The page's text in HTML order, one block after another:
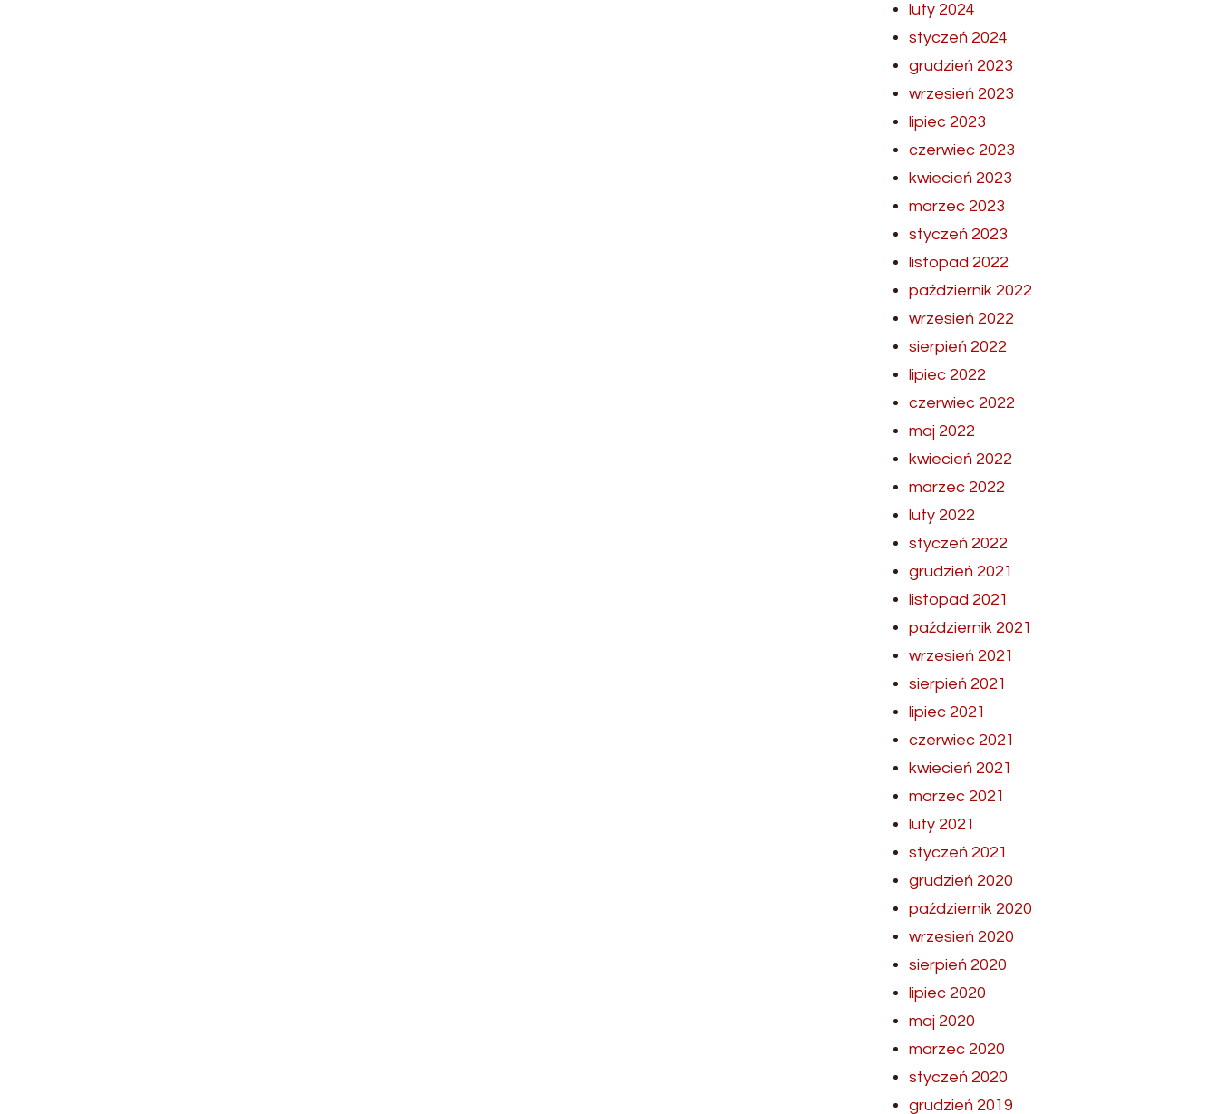
luty 2024
styczeń 2024
grudzień 2023
wrzesień 2023
lipiec 2023
czerwiec 2023
kwiecień 2023
marzec 2023
styczeń 2023
listopad 2022
październik 2022
wrzesień 2022
sierpień 2022
lipiec 2022
czerwiec 2022
maj 2022
kwiecień 2022
marzec 2022
luty 2022
styczeń 2022
grudzień 2021
listopad 2021
październik 2021
wrzesień 2021
sierpień 2021
lipiec 2021
czerwiec 2021
kwiecień 2021
marzec 2021
luty 2021
styczeń 2021
grudzień 2020
październik 2020
wrzesień 2020
sierpień 2020
lipiec 2020
maj 2020
marzec 2020
styczeń 2020
grudzień 2019